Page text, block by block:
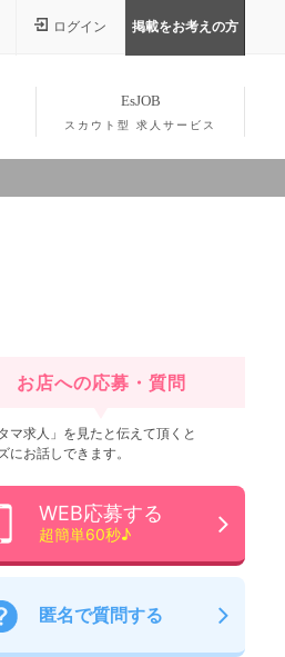
ログイン 掲載をお考えの方
EsJOB
スカウト型 求人サービス
お店への応募・質問
マ求人」を見たと伝えて頂くと
にお話しできます。
WEB応募する
超簡単60秒♪
匿名で質問する